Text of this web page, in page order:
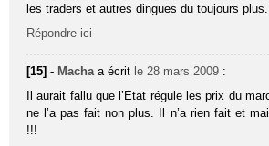
les traders et autres dingues du toujours plus.
Répondre ici
[15] - Macha a écrit le 28 mars 2009 :
Il aurait fallu que l’Etat régule les prix du
ne l’a pas fait non plus. Il n’a rien fait et
!!!